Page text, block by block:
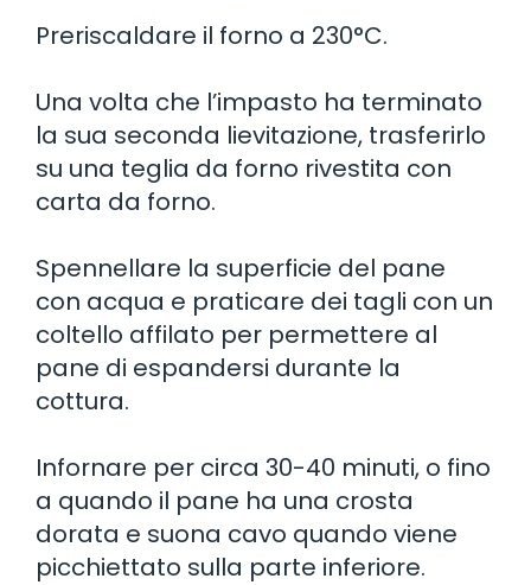
Preriscaldare il forno a 230°C.
Una volta che l’impasto ha terminato
la sua seconda lievitazione, trasferirlo
su una teglia da forno rivestita con
carta da forno.
Spennellare la superficie del pane
con acqua e praticare dei tagli con un
coltello affilato per permettere al
pane di espandersi durante la
cottura.
Infornare per circa 30-40 minuti, o fino
a quando il pane ha una crosta
dorata e suona cavo quando viene
picchiettato sulla parte inferiore.